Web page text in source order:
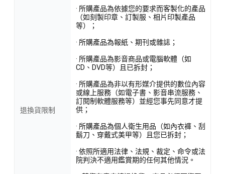
退換貨限制
· 所購產品為依據您的要求而客製化的產品
（如刻製印章、訂製服、相片印製產品
等）；
· 所購產品為報紙、期刊或雜誌；
· 所購產品為影音商品或電腦軟體（如
CD、DVD等）且已拆封；
· 所購產品為非以有形媒介提供的數位內容
或線上服務（如電子書、影音串流服務、
訂閱制軟體服務等）並經您事先同意才提
供；
· 所購產品為個人衛生用品（如內衣褲、刮
鬍刀、穿戴式美甲等）且您已拆封；
· 依照所適用法律、法規、裁定、命令或法
院判決不適用鑑賞期的任何其他情況。